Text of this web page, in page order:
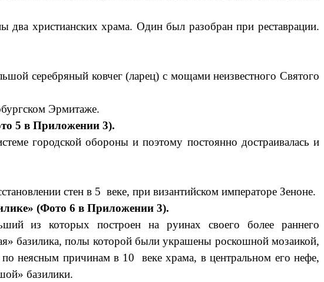
два христианских храма. Один был разобран при реставрации.
серебряный ковчег (ларец) с мощами неизвестного Святого
Эрмитаже.
5 в Приложении 3).
городской обороны и поэтому постоянно достраивалась и
стен в 5 веке, при византийском императоре Зеноне.
(Фото 6 в Приложении 3).
из которых построен на руинах своего более раннего
базилика, полы которой были украшены роскошной мозаикой,
неясным причинам в 10 веке храма, в центральном его нефе,
базилики.